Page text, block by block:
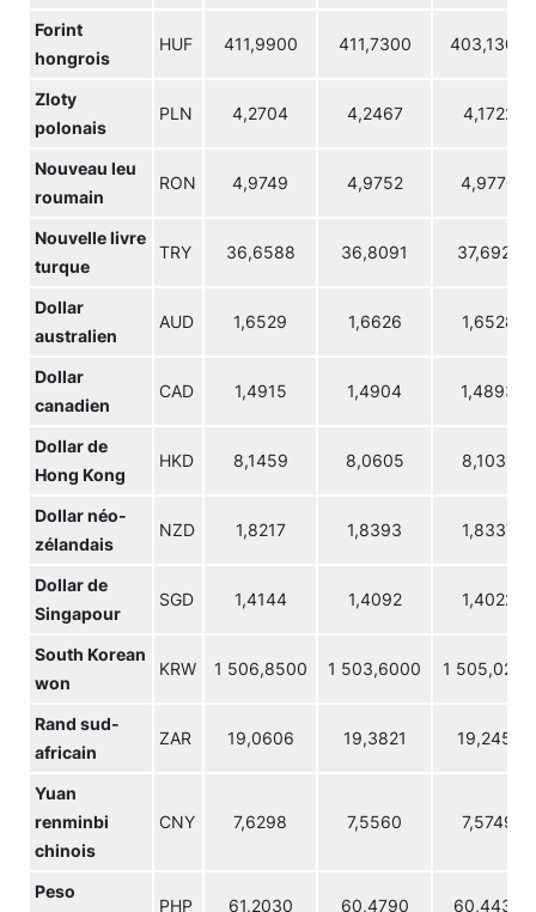
Forint
hongrois
HUF 411,9900 411,7300 403,1300
Zloty
polonais
PLN 4,2704 4,2467 4,1722
Nouveau leu
roumain
RON 4,9749 4,9752 4,9770
Nouvelle livre
turque
TRY 36,6588 36,8091 37,6927
Dollar
australien
AUD 1,6529 1,6626 1,6528
Dollar
canadien
CAD 1,4915 1,4904 1,4893
Dollar de
Hong Kong
HKD 8,1459 8,0605 8,1031
Dollar néo-
zélandais
NZD 1,8217 1,8393 1,8337
Dollar de
Singapour
SGD 1,4144 1,4092 1,4022
South Korean
won
KRW 1 506,8500 1 503,6000 1 505,0200
Rand sud-
africain
ZAR 19,0606 19,3821 19,2451
Yuan
renminbi
chinois
CNY 7,6298 7,5560 7,5749
Peso
PHP 61,2030 60,4790 60,4430